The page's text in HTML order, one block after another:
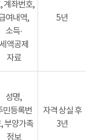
계좌번호,
여내역,
소득·
세액공제
자료
5년
성명,
민등록번
부양가족
정보
자격 상실 후
3년